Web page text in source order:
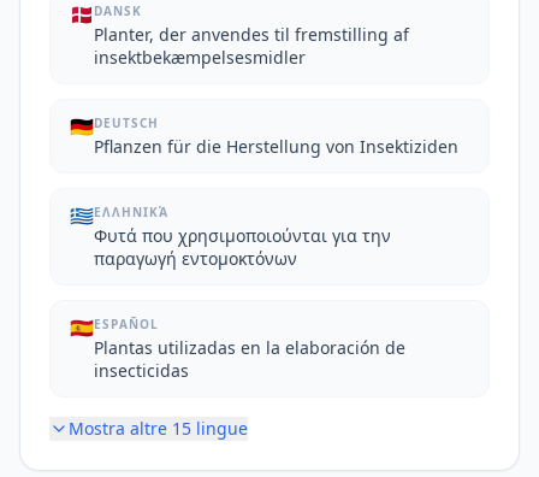
🇩🇰 DANSK
Planter, der anvendes til fremstilling af
insektbekæmpelsesmidler
🇩🇪DEUTSCH
Pflanzen für die Herstellung von Insektiziden
🇬🇷ΕΛΛΗΝΙΚΆ
Φυτά που χρησιμοποιούνται για την
παραγωγή εντομοκτόνων
🇪🇸ESPAÑOL
Plantas utilizadas en la elaboración de
insecticidas
Mostra altre 15 lingue